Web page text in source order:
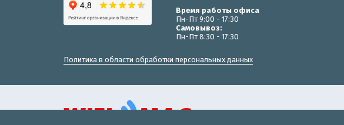
Время работы офиса
Пн-Пт 9:00 - 17:30
Самовывоз:
Пн-Пт 8:30 - 17:30
Политика в области обработки персональных данных